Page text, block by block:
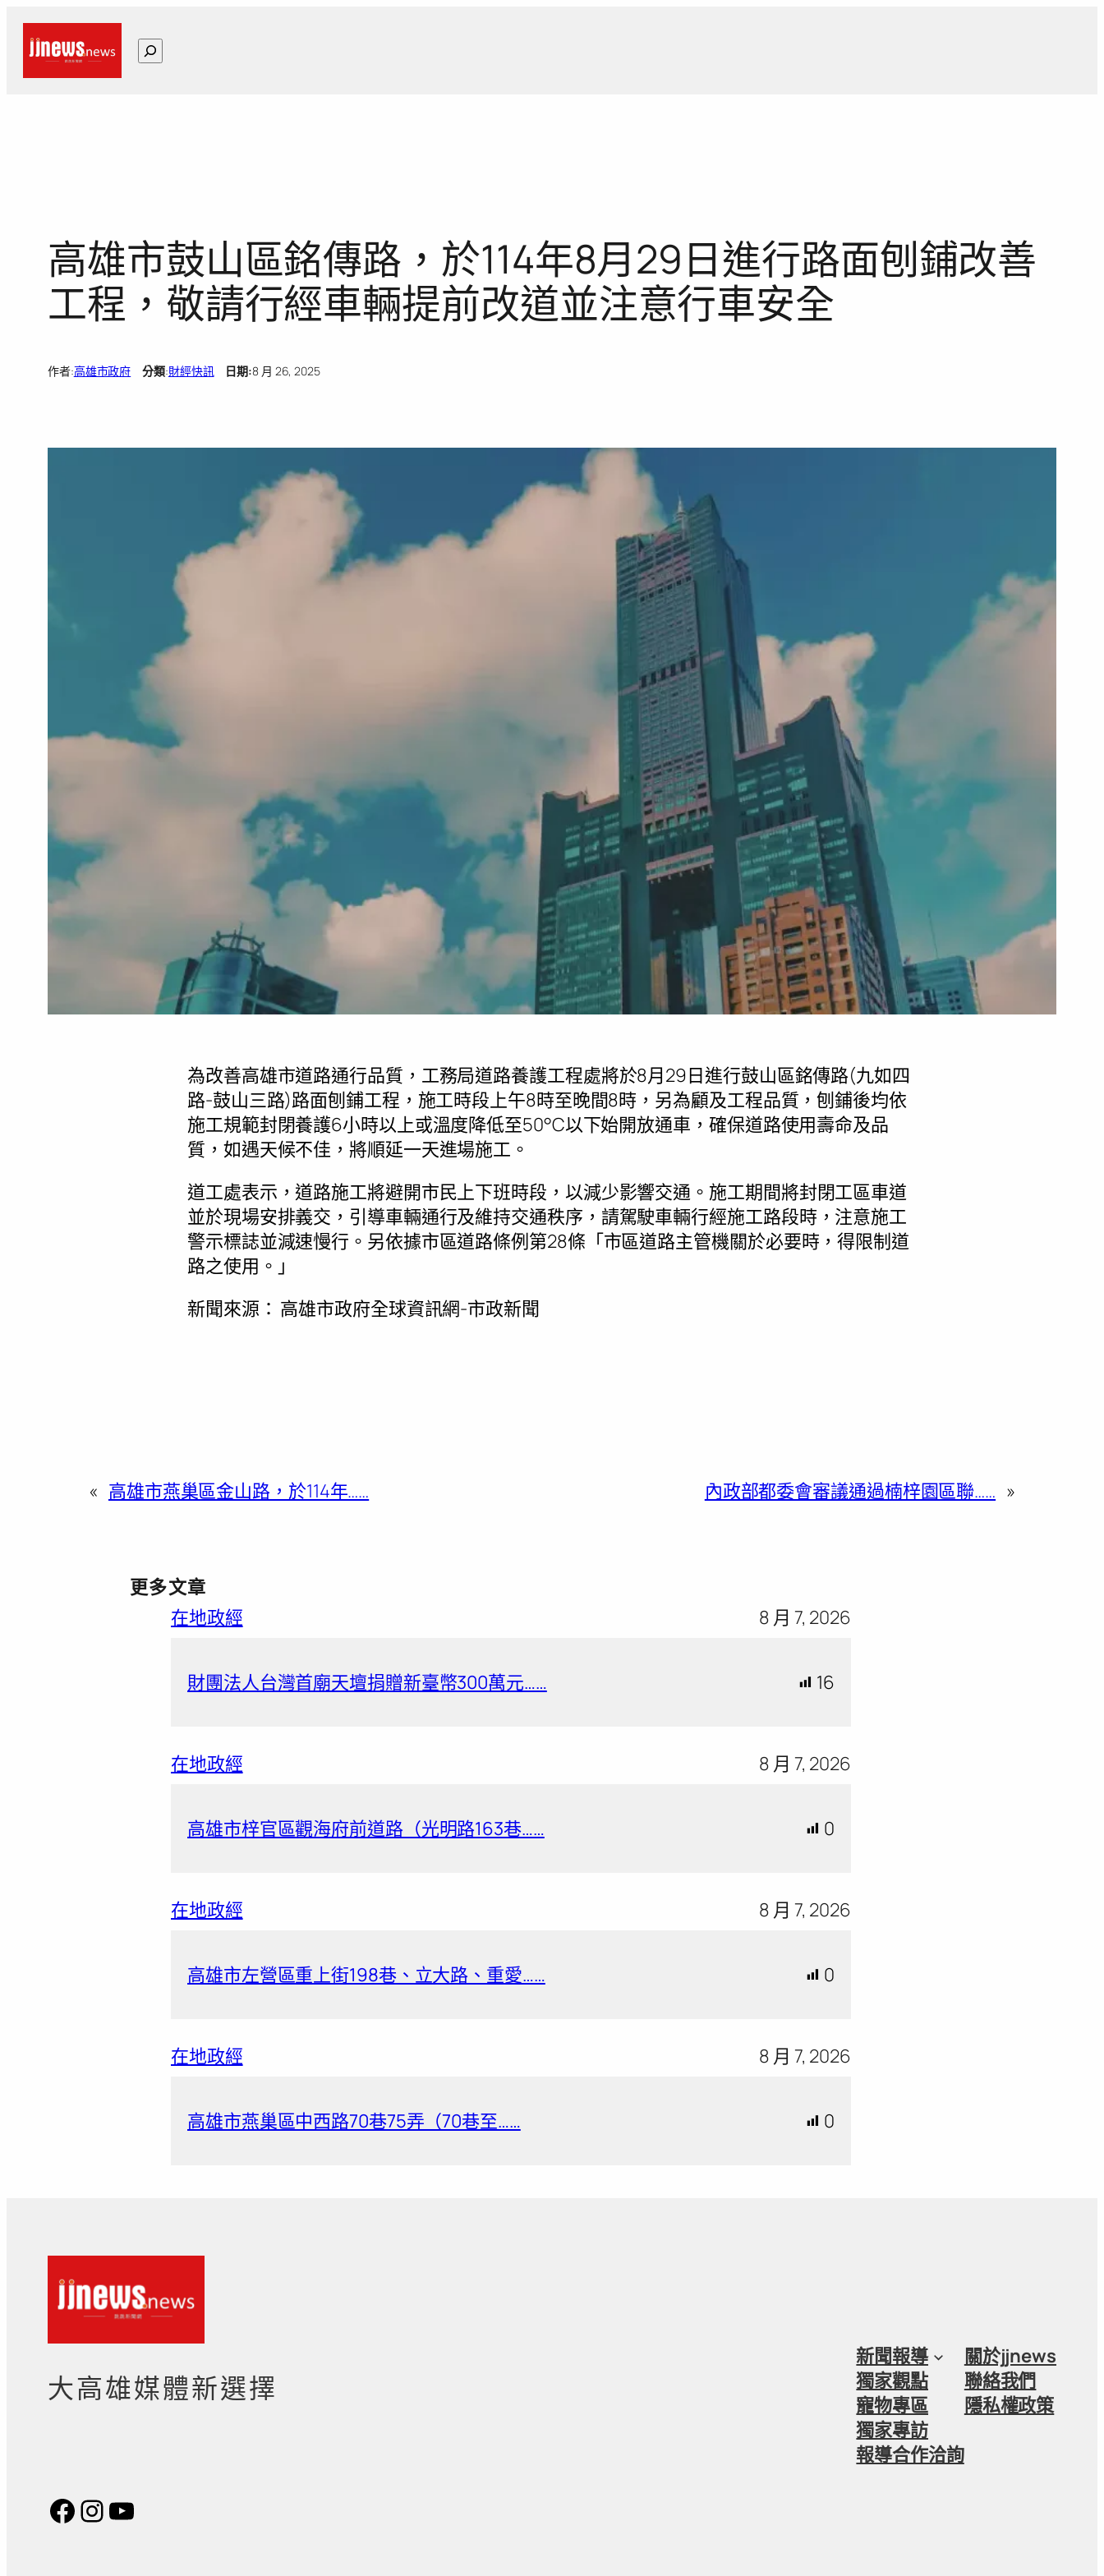
跳
搜
高雄市鼓山區銘傳路，於114年8月29日進行路面刨鋪改善
工程，敬請行經車輛提前改道並注意行車安全
作者:高雄市政府 分類:財經快訊 日期:8 月 26, 2025
為改善高雄市道路通行品質，工務局道路養護工程處將於8月29日進行鼓山區銘傳路(九如四
路-鼓山三路)路面刨鋪工程，施工時段上午8時至晚間8時，另為顧及工程品質，刨鋪後均依
施工規範封閉養護6小時以上或溫度降低至50°C以下始開放通車，確保道路使用壽命及品
質，如遇天候不佳，將順延一天進場施工。
道工處表示，道路施工將避開市民上下班時段，以減少影響交通。施工期間將封閉工區車道
並於現場安排義交，引導車輛通行及維持交通秩序，請駕駛車輛行經施工路段時，注意施工
警示標誌並減速慢行。另依據市區道路條例第28條「市區道路主管機關於必要時，得限制道
路之使用。」
新聞來源： 高雄市政府全球資訊網-市政新聞
« 高雄市燕巢區金山路，於114年…… 內政部都委會審議通過楠梓園區聯…… »
更多文章
在地政經
8 月 7, 2026
財團法人台灣首廟天壇捐贈新臺幣300萬元…… 16
在地政經 8 月 7, 2026
高雄市梓官區觀海府前道路（光明路163巷…… 0
在地政經 8 月 7, 2026
高雄市左營區重上街198巷、立大路、重愛…… 0
在地政經 8 月 7, 2026
高雄市燕巢區中西路70巷75弄（70巷至…… 0
大高雄媒體新選擇
新聞報導
獨家觀點
寵物專區
獨家專訪
報導合作洽詢
關於jjnews
聯絡我們
隱私權政策
Facebook
Instagram
YouTube